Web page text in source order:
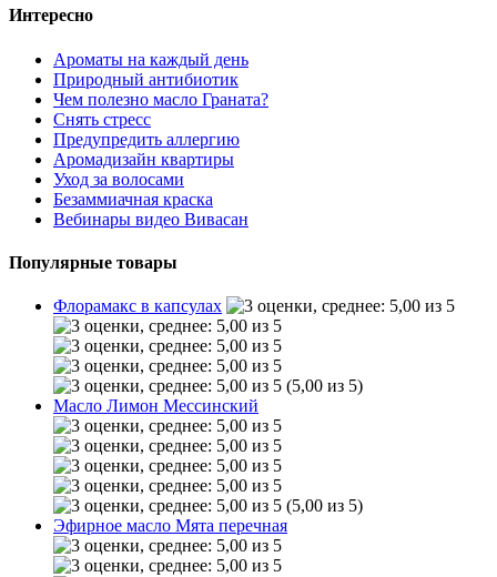
Интересно
Ароматы на каждый день
Природный антибиотик
Чем полезно масло Граната?
Снять стресс
Предупредить аллергию
Аромадизайн квартиры
Уход за волосами
Безаммиачная краска
Вебинары видео Вивасан
Популярные товары
Флорамакс в капсулах
(5,00 из 5)
Масло Лимон Мессинский
(5,00 из 5)
Эфирное масло Мята перечная